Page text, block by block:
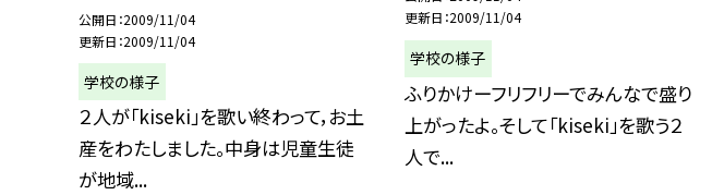
公開日 2009/11/04
更新日 2009/11/04
学校の様子
２人が「kiseki」を歌い終わって，お土
産をわたしました。中身は児童生徒
が地域...
更新日 2009/11/04
学校の様子
ふりかけーフリフリーでみんなで盛り
上がったよ。そして「kiseki」を歌う２
人で...